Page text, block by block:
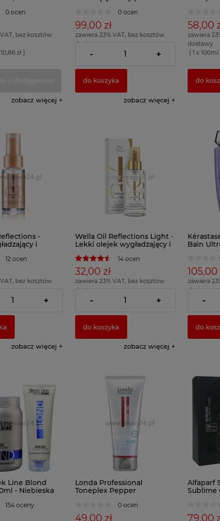
0 ocen
bez kosztów
zł )
zobacz więcej
0 ocen
99,00 zł
zawiera 23% VAT, bez kosztów
dostawy
( 1 x 100ml = 198,00 zł )
- +
do koszyka
zobacz więcej
58,00
zawiera
dostawy
( 1 x 100ml
do
-
i
30ml
12 ocen
bez kosztów
zł ) +
zobacz więcej
Wella Oil Reflections Light -
Lekki olejek wygładzający i
cienkich 30ml14 ocen
32,00 zł
zawiera 23% VAT, bez kosztów
dostawy
( 1 x 100ml = 106,66 zł )
- +
do koszyka
zobacz więcej
Bain
105,00
zawiera
dostawy
( 1 x-
do
Line Blond
- Niebieska
154 oceny
Londa Professional
Toneplex Pepper
włosów 200ml0 ocen
49,00 zł
Alfaparf
Sublime
79,00